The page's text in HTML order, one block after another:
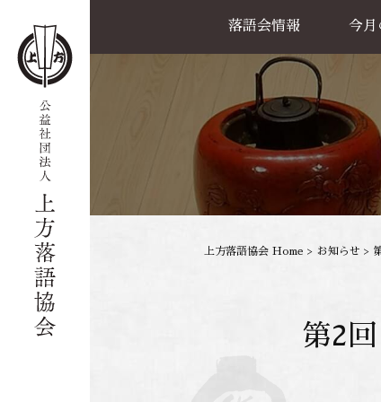
落語会情報
公演一覧
天満天神繁昌亭
喜楽館
島之内寄席
協力事業
今月
上方落語協会 Home > お知らせ >
第2